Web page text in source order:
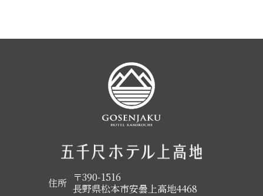
住所
〒390-1516
長野県松本市安曇上高地4468